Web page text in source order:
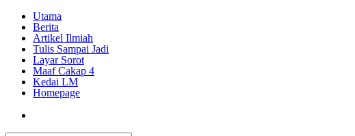
Utama
Berita
Artikel Ilmiah
Tulis Sampai Jadi
Layar Sorot
Maaf Cakap 4
Kedai LM
Homepage